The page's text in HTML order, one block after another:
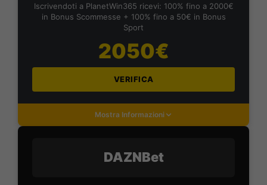
Iscrivendoti a PlanetWin365 ricevi: 100% fino a 2000€
in Bonus Scommesse + 100% fino a 50€ in Bonus
Sport
2050€
VERIFICA
Mostra Informazioni
DAZNBet